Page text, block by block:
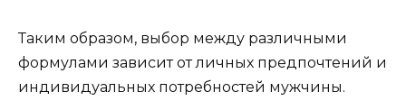
Таким образом, выбор между различными
формулами зависит от личных предпочтений и
индивидуальных потребностей мужчины.